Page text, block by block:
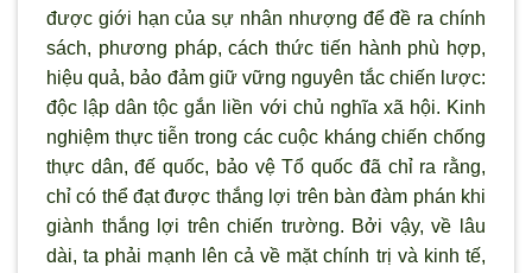
được giới hạn của sự nhân nhượng để đề ra chính
sách, phương pháp, cách thức tiến hành phù hợp,
hiệu quả, bảo đảm giữ vững nguyên tắc chiến l ược:
độc lập dân tộc gắn liền với chủ nghĩa xã hội. Kinh
nghiệm thực tiễn trong các cuộc kháng chiến chống
thực dân, đế quốc, bảo vệ Tổ quốc đã chỉ ra rằng,
chỉ có thể đạt được thắng lợi trên bàn đàm phán khi
giành thắng lợi trên chiến trường. Bởi vậy, về lâu
dài, ta phải mạnh lên cả về mặt chính trị và kinh tế,